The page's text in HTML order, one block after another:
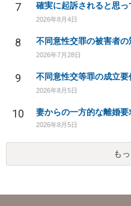
7 確実に起訴されると思
2026年8月4日
8 不同意性交罪の被害者の
2026年7月28日
9 不同意性交等罪の成立
2026年8月5日
10 妻からの一方的な離婚
2026年8月5日
も